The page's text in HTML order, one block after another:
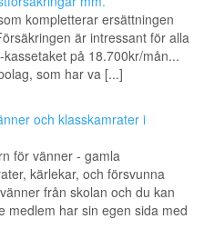
kompletterar ersättningen
är intressant för alla
på 18.700kr/mån...
som har va [...]
och klasskamrater i
för vänner - gamla
kärlekar, och försvunna
från skolan och du kan
medlem har sin egen sida med